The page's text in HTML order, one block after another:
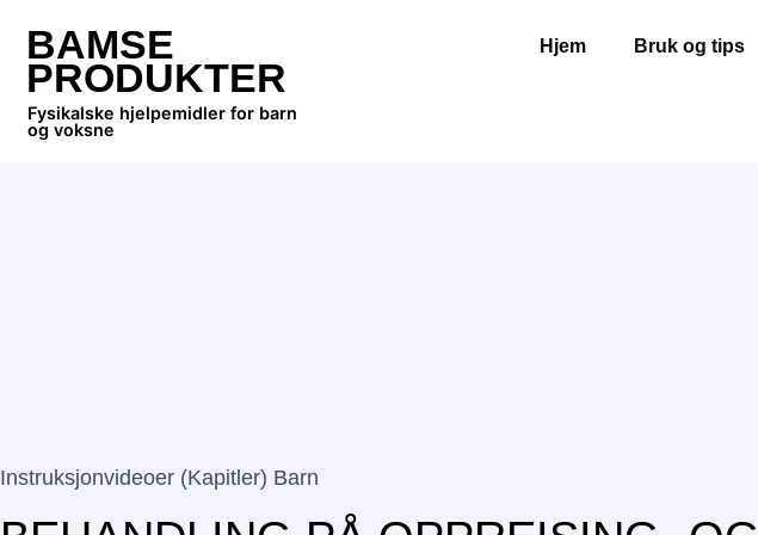
BAMSE
PRODUKTER
Fysikalske hjelpemidler for barn
og voksne
Hjem Bruk og tips
Instruksjonvideoer (kapitler) Barn